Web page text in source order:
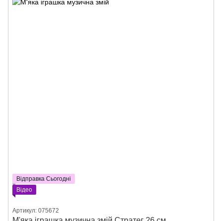
Відправка Сьогодні
Відео
Артикул: 075672